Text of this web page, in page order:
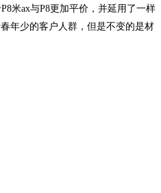
米ax与P8更加平价，并延用了一样
年少的客户人群，但是不变的是材